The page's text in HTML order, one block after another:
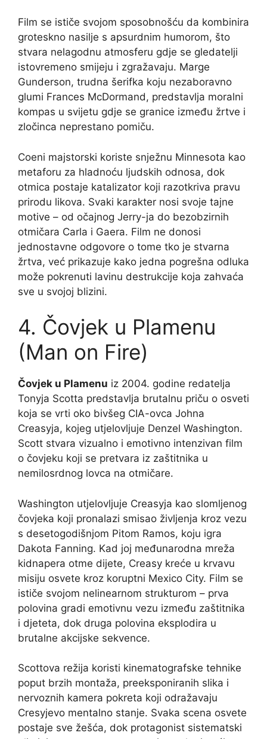
Film se ističe svojom sposobnošću da kombinira
groteskno nasilje s apsurdnim humorom, što
stvara nelagodnu atmosferu gdje se gledatelji
istovremeno smijeju i zgražavaju. Marge
Gunderson, trudna šerifka koju nezaboravno
glumi Frances McDormand, predstavlja moralni
kompas u svijetu gdje se granice između žrtve i
zločinca neprestano pomiču.
Coeni majstorski koriste snježnu Minnesota kao
metaforu za hladnoću ljudskih odnosa, dok
otmica postaje katalizator koji razotkriva pravu
prirodu likova. Svaki karakter nosi svoje tajne
motive – od očajnog Jerry-ja do bezobzirnih
otmičara Carla i Gaera. Film ne donosi
jednostavne odgovore o tome tko je stvarna
žrtva, već prikazuje kako jedna pogrešna odluka
može pokrenuti lavinu destrukcije koja zahvaća
sve u svojoj blizini.
4. Čovjek u Plamenu
(Man on Fire)
Čovjek u Plamenu iz 2004. godine redatelja
Tonyja Scotta predstavlja brutalnu priču o osveti
koja se vrti oko bivšeg CIA-ovca Johna
Creasyja, kojeg utjelovljuje Denzel Washington.
Scott stvara vizualno i emotivno intenzivan film
o čovjeku koji se pretvara iz zaštitnika u
nemilosrdnog lovca na otmičare.
Washington utjelovljuje Creasyja kao slomljenog
čovjeka koji pronalazi smisao življenja kroz vezu
s desetogodišnjom Pitom Ramos, koju igra
Dakota Fanning. Kad joj međunarodna mreža
kidnapera otme dijete, Creasy kreće u krvavu
misiju osvete kroz koruptni Mexico City. Film se
ističe svojom nelinearnom strukturom – prva
polovina gradi emotivnu vezu između zaštitnika
i djeteta, dok druga polovina eksplodira u
brutalne akcijske sekvence.
Scottova režija koristi kinematografske tehnike
poput brzih montaža, preeksponiranih slika i
nervoznih kamera pokreta koji odražavaju
Cresyjevo mentalno stanje. Svaka scena osvete
postaje sve žešća, dok protagonist sistematski